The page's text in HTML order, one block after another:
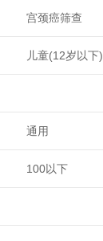
宫颈癌筛查
儿童(12岁以下)
通用
100以下